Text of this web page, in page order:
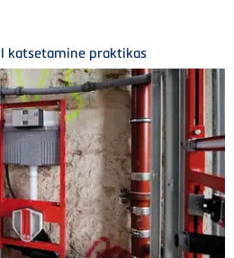
katsetamine praktikas